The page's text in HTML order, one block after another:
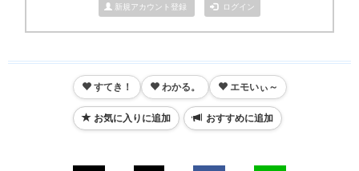
新規アカウント登録 ログイン
すてき！ わかる。 エモいぃ～
お気に入りに追加 おすすめに追加